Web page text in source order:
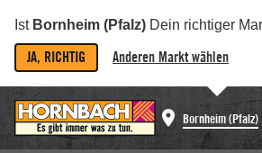
Ist Bornheim (Pfalz) Dein richtiger
JA, RICHTIG Anderen Markt wählen
Bornheim (Pfalz)